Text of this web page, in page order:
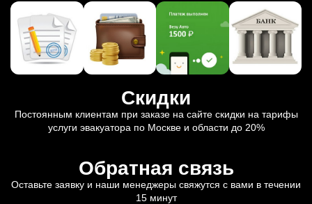
Скидки
Постоянным клиентам при заказе на сайте скидки на тарифы
услуги эвакуатора по Москве и области до 20%
Обратная связь
Оставьте заявку и наши менеджеры свяжутся с вами в течении
15 минут